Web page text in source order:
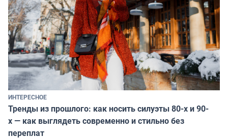
ИНТЕРЕСНОЕ
Тренды из прошлого: как носить силуэты 80-х и 90-
х — как выглядеть современно и стильно без
переплат